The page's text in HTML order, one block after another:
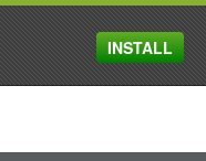
MENU
INSTALL